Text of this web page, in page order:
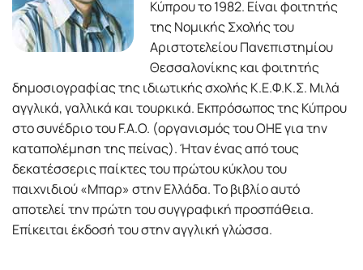
Κύπρου το 1982. Είναι φοιτητής
της Νομικής Σχολής του
Αριστοτελείου Πανεπιστημίου
Θεσσαλονίκης και φοιτητής
δημοσιογραφίας της ιδιωτικής σχολής Κ.Ε.Φ.Κ.Σ. Μιλά
αγγλικά, γαλλικά και τουρκικά. Εκπρόσωπος της Κύπρου
στο συνέδριο του F.A.O. (οργανισμός του ΟΗΕ για την
καταπολέμηση της πείνας). Ήταν ένας από τους
δεκατέσσερις παίκτες του πρώτου κύκλου του
παιχνιδιού «Μπαρ» στην Ελλάδα. Το βιβλίο αυτό
αποτελεί την πρώτη του συγγραφική προσπάθεια.
Επίκειται έκδοσή του στην αγγλική γλώσσα.